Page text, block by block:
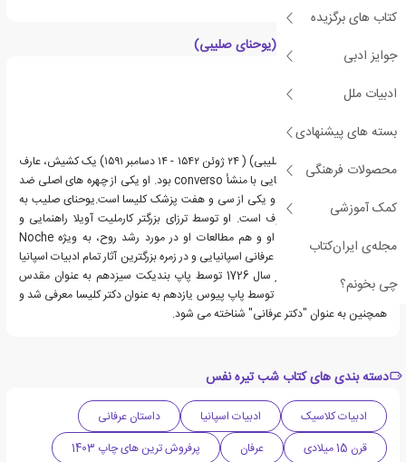
کتاب های برگزیده
جوایز ادبی
ادبیات ملل
بسته های پیشنهادی
محصولات فرهنگی
کمک آموزشی
مجله‌ی ایران‌کتاب
چی بخونم؟
درباره خوآن دلا کروث (یوحنای صلیبی)
خوآن دلا کروث(یوحنای صلیبی) ( ۲۴ ژوئن ۱۵۴۲ - ۱۴ دسامبر ۱۵۹۱) یک کشیش، عارف
و کارملیت کاتولیک اسپانیایی با منشأ converso بود. او یکی از چهره های اصلی ضد
اصلاحات در اسپانیا است و یکی از سی و هفت پزشک کلیسا است.یوحنای صلیب به
خاطر نوشته هایش معروف است. او توسط ترزای بزرگتر کارملیت آویلا راهنمایی و
مکاتبه می کرد. هم شعر او و هم مطالعات او در مورد رشد روح، به ویژه Noche
Obscura او، اوج ادبیات عرفانی اسپانیایی و در زمره بزرگترین آثار تمام ادبیات اسپانیا
به حساب می آیند. او در سال 1726 توسط پاپ بندیکت سیزدهم به عنوان مقدس
شناخته شد. در سال 1926 توسط پاپ پیوس یازدهم به عنوان دکتر کلیسا معرفی شد و
همچنین به عنوان "دکتر عرفانی" شناخته می شود.
دسته بندی های کتاب شب تیره نفس
ادبیات کلاسیک ادبیات اسپانیا
داستان عرفانی
قرن 15 میلادی
عرفان پرفروش ترین های چاپ 1403